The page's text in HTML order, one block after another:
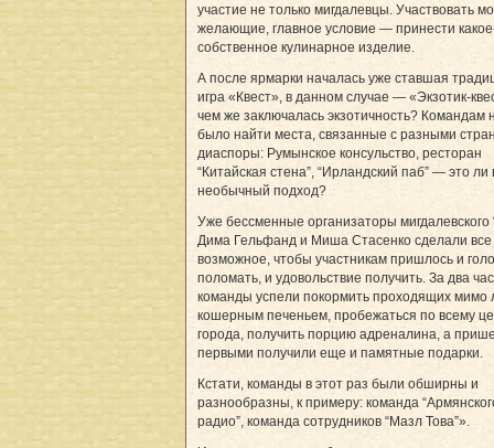
участие не только мигдалевцы. Участвовать
желающие, главное условие — принести
собственное кулинарное изделие.
А после ярмарки началась уже ставшая
игра «Квест», в данном случае — «Экзотик-
чем же заключалась экзотичность? Командам
было найти места, связанные с разными
диаспоры: Румынское консульство, ресторан
“Китайская стена”, “Ирландский паб” — это ли
необычный подход?
Уже бессменные организаторы мигдалевского
Дима Гельфанд и Миша Стасенко сделали все
возможное, чтобы участникам пришлось и
поломать, и удовольствие получить. За два
команды успели покормить проходящих мимо
кошерным печеньем, пробежаться по всему
города, получить порцию адреналина, а
первыми получили еще и памятные подарки.
Кстати, команды в этот раз были обширны и
разнообразны, к примеру: команда
радио”, команда сотрудников “Мазл Това”».